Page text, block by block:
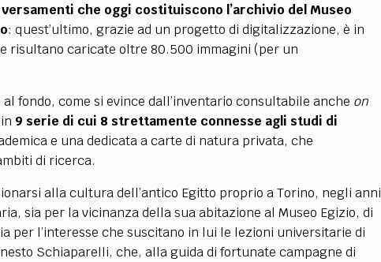
che oggi costituiscono l’archivio del Museo
: quest’ultimo, grazie ad un progetto di digitalizzazione, è in
risultano caricate oltre 80.500 immagini (per un
fondo, come si evince dall’inventario consultabile anche on
9 serie di cui 8 strettamente connesse agli studi di
e una dedicata a carte di natura privata, che
di ricerca.
alla cultura dell’antico Egitto proprio a Torino, negli anni
sia per la vicinanza della sua abitazione al Museo Egizio, di
per l’interesse che suscitano in lui le lezioni universitarie di
Schiaparelli, che, alla guida di fortunate campagne di